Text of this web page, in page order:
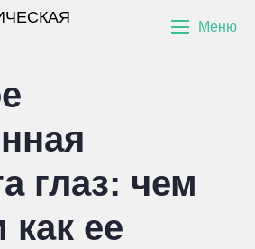
Меню
глаз: чем
как ее